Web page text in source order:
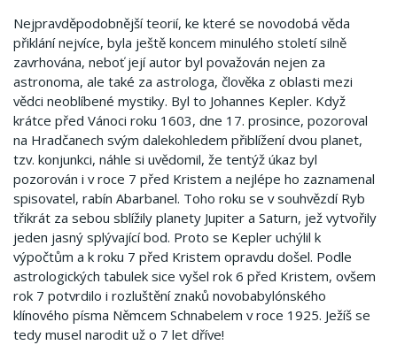
Nejpravděpodobnější teorií, ke které se novodobá věda
přiklání nejvíce, byla ještě koncem minulého století silně
zavrhována, neboť její autor byl považován nejen za
astronoma, ale také za astrologa, člověka z oblasti mezi
vědci neoblíbené mystiky. Byl to Johannes Kepler. Když
krátce před Vánoci roku 1603, dne 17. prosince, pozoroval
na Hradčanech svým dalekohledem přiblížení dvou planet,
tzv. konjunkci, náhle si uvědomil, že tentýž úkaz byl
pozorován i v roce 7 před Kristem a nejlépe ho zaznamenal
spisovatel, rabín Abarbanel. Toho roku se v souhvězdí Ryb
třikrát za sebou sblížily planety Jupiter a Saturn, jež vytvořily
jeden jasný splývající bod. Proto se Kepler uchýlil k
výpočtům a k roku 7 před Kristem opravdu došel. Podle
astrologických tabulek sice vyšel rok 6 před Kristem, ovšem
rok 7 potvrdilo i rozluštění znaků novobabylónského
klínového písma Němcem Schnabelem v roce 1925. Ježíš se
tedy musel narodit už o 7 let dříve!